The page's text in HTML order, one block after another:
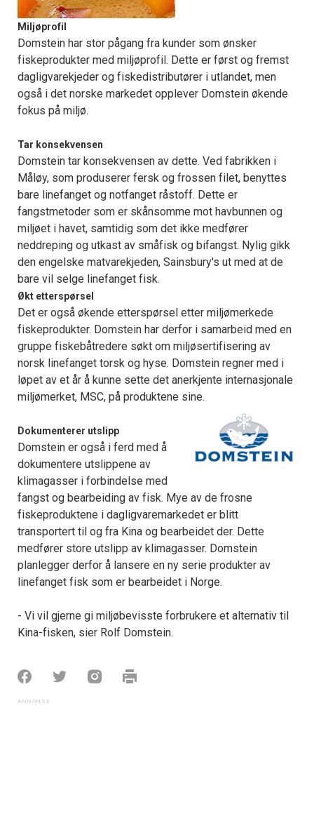
Miljøprofil
Domstein har stor pågang fra kunder som ønsker
fiskeprodukter med miljøprofil. Dette er først og fremst
dagligvarekjeder og fiskedistributører i utlandet, men
også i det norske markedet opplever Domstein økende
fokus på miljø.
Tar konsekvensen
Domstein tar konsekvensen av dette. Ved fabrikken i
Måløy, som produserer fersk og frossen filet, benyttes
bare linefanget og notfanget råstoff. Dette er
fangstmetoder som er skånsomme mot havbunnen og
miljøet i havet, samtidig som det ikke medfører
neddreping og utkast av småfisk og bifangst. Nylig gikk
den engelske matvarekjeden, Sainsbury's ut med at de
bare vil selge linefanget fisk.
Økt etterspørsel
Det er også økende etterspørsel etter miljømerkede
fiskeprodukter. Domstein har derfor i samarbeid med en
gruppe fiskebåtredere søkt om miljøsertifisering av
norsk linefanget torsk og hyse. Domstein regner med i
løpet av et år å kunne sette det anerkjente internasjonale
miljømerket, MSC, på produktene sine.
Dokumenterer utslipp
Domstein er også i ferd med å
dokumentere utslippene av
klimagasser i forbindelse med
fangst og bearbeiding av fisk. Mye av de frosne
fiskeproduktene i dagligvaremarkedet er blitt
transportert til og fra Kina og bearbeidet der. Dette
medfører store utslipp av klimagasser. Domstein
planlegger derfor å lansere en ny serie produkter av
linefanget fisk som er bearbeidet i Norge.
- Vi vil gjerne gi miljøbevisste forbrukere et alternativ til
Kina-fisken, sier Rolf Domstein.